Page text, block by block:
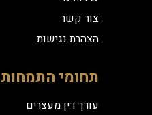
צור קשר
הצהרת נגישות
תחומי התמחות
עורך דין מעצרים